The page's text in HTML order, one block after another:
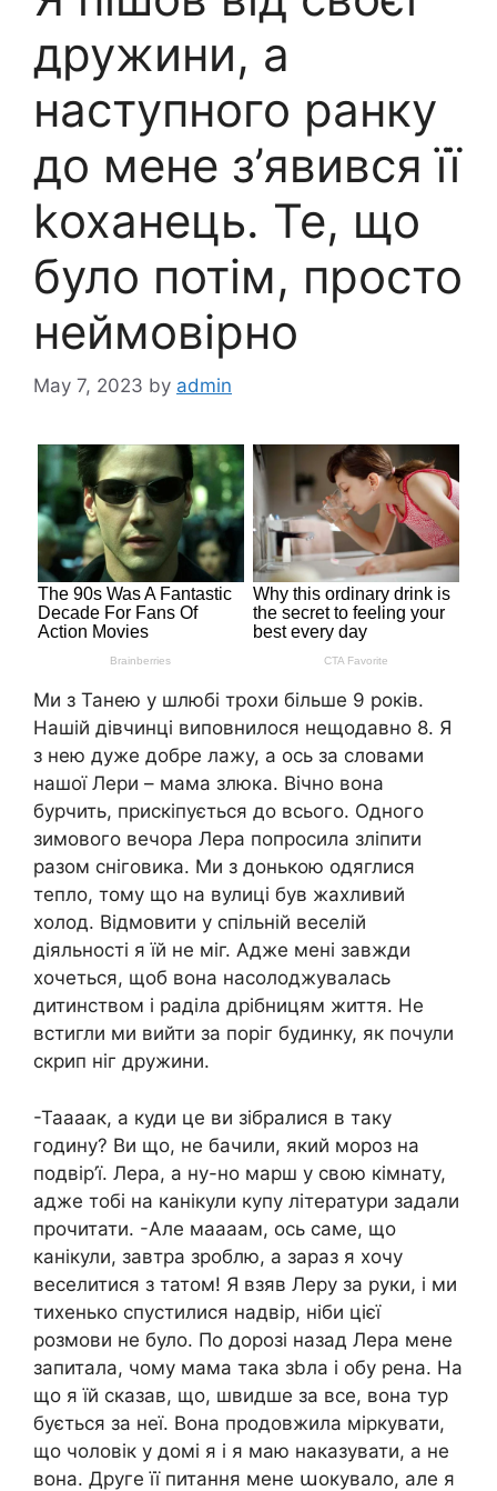
дружини, а
наступного ранку
до мене з’явився її
kоханець. Те, що
було потім, просто
неймовірно
May 7, 2023 by admin
Ми з Танею у шлюбі трохи більше 9 років.
Нашій дівчинці виповнилося нещодавно 8. Я
з нею дуже добре лажу, а ось за словами
нашої Лери – мама злюка. Вічно вона
бурчить, прискіпується до всього. Одного
зимового вечора Лера попросила зліпити
разом сніговика. Ми з донькою одяглися
тепло, тому що на вулиці був жахливий
холод. Відмовити у спільній веселій
діяльності я їй не міг. Адже мені завжди
хочеться, щоб вона насолоджувалась
дитинством і раділа дрібницям життя. Не
встигли ми вийти за поріг будинку, як почули
скрип ніг дружини.
-Таааак, а куди це ви зібралися в таку
годину? Ви що, не бачили, який мороз на
подвір’ї. Лера, а ну-но марш у свою кімнату,
адже тобі на канікули купу літератури задали
прочитати. -Але маааам, ось саме, що
канікули, завтра зроблю, а зараз я хочу
веселитися з татом! Я взяв Леру за руки, і ми
тихенько спустилися надвір, ніби цієї
розмови не було. По дорозі назад Лера мене
запитала, чому мама така зbла і обу рена. На
що я їй сказав, що, швидше за все, вона тур
бується за неї. Вона продовжила міркувати,
що чоловік у домі я і я маю наказувати, а не
вона. Друге її питання мене աокувало, але я